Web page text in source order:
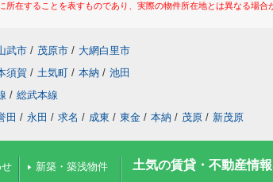
在することを表すものであり、実際の物件所在地とは異なる場合
武市 / 茂原市 / 大網白里市
須賀 / 土気町 / 本納 / 池田
/ 総武本線
田 / 永田 / 求名 / 成東 / 東金 / 本納 / 茂原 / 新茂原
新築・築浅物件
土気の賃貸・不動産情